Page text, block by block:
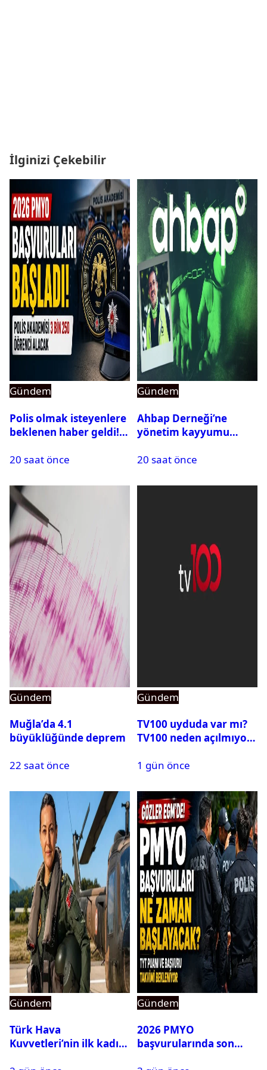
İlginizi Çekebilir
Gündem
Polis olmak isteyenlere
beklenen haber geldi!
20 saat önce
Gündem
Ahbap Derneği’ne
yönetim kayyumu
açıldı
20 saat önce
Gündem
Muğla’da 4.1
büyüklüğünde deprem
22 saat önce
Gündem
TV100 uyduda var mı?
TV100 neden açılmıyor?
1 gün önce
Gündem
Türk Hava
Kuvvetleri’nin ilk kadın
Gündem
2026 PMYO
başvurularında son